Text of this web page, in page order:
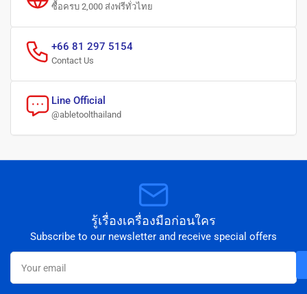
ซื้อครบ 2,000 ส่งฟรีทั่วไทย
+66 81 297 5154
Contact Us
Line Official
@abletoolthailand
รู้เรื่องเครื่องมือก่อนใคร
Subscribe to our newsletter and receive special offers
Your
email